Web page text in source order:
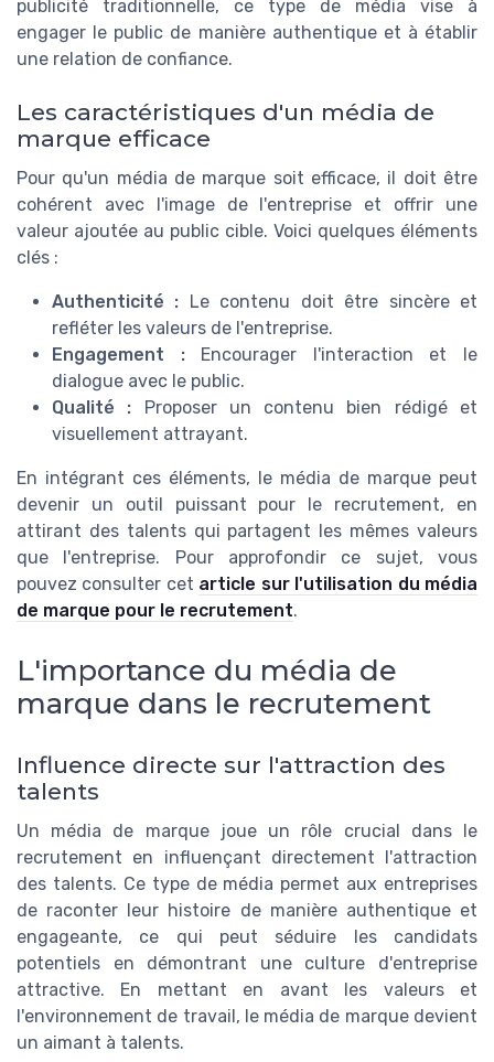
publicité traditionnelle, ce type de média vise à
engager le public de manière authentique et à établir
une relation de confiance.
Les caractéristiques d'un média de
marque efficace
Pour qu'un média de marque soit efficace, il doit être
cohérent avec l'image de l'entreprise et offrir une
valeur ajoutée au public cible. Voici quelques éléments
clés :
Authenticité : Le contenu doit être sincère et
refléter les valeurs de l'entreprise.
Engagement :Encourager l'interaction et le
dialogue avec le public.
Qualité : Proposer un contenu bien rédigé et
visuellement attrayant.
En intégrant ces éléments, le média de marque peut
devenir un outil puissant pour le recrutement, en
attirant des talents qui partagent les mêmes valeurs
que l'entreprise. Pour approfondir ce sujet, vous
pouvez consulter cet article sur l'utilisation du média
de marque pour le recrutement.
L'importance du média de
marque dans le recrutement
Influence directe sur l'attraction des
talents
Un média de marque joue un rôle crucial dans le
recrutement en influençant directement l'attraction
des talents. Ce type de média permet aux entreprises
de raconter leur histoire de manière authentique et
engageante, ce qui peut séduire les candidats
potentiels en démontrant une culture d'entreprise
attractive. En mettant en avant les valeurs et
l'environnement de travail, le média de marque devient
un aimant à talents.